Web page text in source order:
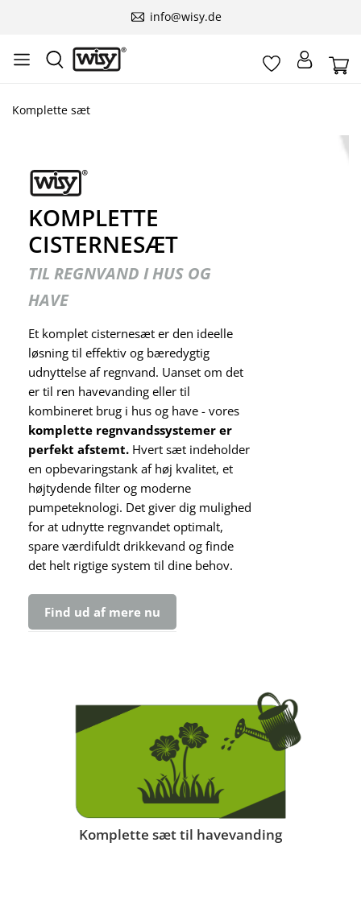
info@wisy.de
Komplette sæt
KOMPLETTE
CISTERNESÆT
TIL REGNVAND I HUS OG
HAVE
Et komplet cisternesæt er den ideelle
løsning til effektiv og bæredygtig
udnyttelse af regnvand. Uanset om det
er til ren havevanding eller til
kombineret brug i hus og have - vores
komplette regnvandssystemer er
perfekt afstemt. Hvert sæt indeholder
en opbevaringstank af høj kvalitet, et
højtydende filter og moderne
pumpeteknologi. Det giver dig mulighed
for at udnytte regnvandet optimalt,
spare værdifuldt drikkevand og finde
det helt rigtige system til dine behov.
Find ud af mere nu
Komplette sæt til havevanding